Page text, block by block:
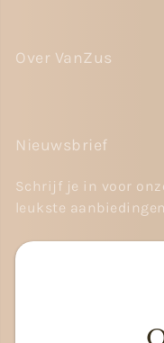
Over VanZus
Nieuwsbrief
Schrijf je in voor
leukste